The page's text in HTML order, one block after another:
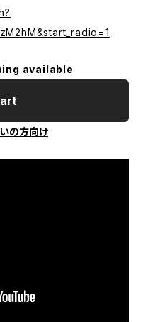
available
の方向け